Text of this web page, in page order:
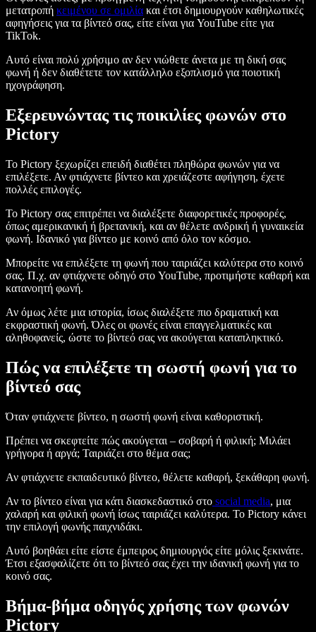
μετατροπή κειμένου σε ομιλία και έτσι δημιουργούν καθηλωτικές
αφηγήσεις για τα βίντεό σας, είτε είναι για YouTube είτε για
TikTok.
Αυτό είναι πολύ χρήσιμο αν δεν νιώθετε άνετα με τη δική σας
φωνή ή δεν διαθέτετε τον κατάλληλο εξοπλισμό για ποιοτική
ηχογράφηση.
Εξερευνώντας τις ποικιλίες φωνών στο
Pictory
Το Pictory ξεχωρίζει επειδή διαθέτει πληθώρα φωνών για να
επιλέξετε. Αν φτιάχνετε βίντεο και χρειάζεστε αφήγηση, έχετε
πολλές επιλογές.
Το Pictory σας επιτρέπει να διαλέξετε διαφορετικές προφορές,
όπως αμερικανική ή βρετανική, και αν θέλετε ανδρική ή γυναικεία
φωνή. Ιδανικό για βίντεο με κοινό από όλο τον κόσμο.
Μπορείτε να επιλέξετε τη φωνή που ταιριάζει καλύτερα στο κοινό
σας. Π.χ. αν φτιάχνετε οδηγό στο YouTube, προτιμήστε καθαρή και
κατανοητή φωνή.
Αν όμως λέτε μια ιστορία, ίσως διαλέξετε πιο δραματική και
εκφραστική φωνή. Όλες οι φωνές είναι επαγγελματικές και
αληθοφανείς, ώστε το βίντεό σας να ακούγεται καταπληκτικό.
Πώς να επιλέξετε τη σωστή φωνή για το
βίντεό σας
Όταν φτιάχνετε βίντεο, η σωστή φωνή είναι καθοριστική.
Πρέπει να σκεφτείτε πώς ακούγεται – σοβαρή ή φιλική; Μιλάει
γρήγορα ή αργά; Ταιριάζει στο θέμα σας;
Αν φτιάχνετε εκπαιδευτικό βίντεο, θέλετε καθαρή, ξεκάθαρη φωνή.
Αν το βίντεο είναι για κάτι διασκεδαστικό στο social media, μια
χαλαρή και φιλική φωνή ίσως ταιριάζει καλύτερα. Το Pictory κάνει
την επιλογή φωνής παιχνιδάκι.
Αυτό βοηθάει είτε είστε έμπειρος δημιουργός είτε μόλις ξεκινάτε.
Έτσι εξασφαλίζετε ότι το βίντεό σας έχει την ιδανική φωνή για το
κοινό σας.
Βήμα-βήμα οδηγός χρήσης των φωνών
Pictory